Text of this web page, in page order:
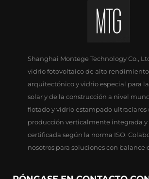
Shanghai Montege Technology Co.,
vidrio fotovoltaico de alto
arquitectónico y vidrio especial para
solar y de la construcción a nivel
flotado y vidrio estampado ultraclaros
producción verticalmente integrada y
certificada según la norma ISO.
nosotros para soluciones con balance